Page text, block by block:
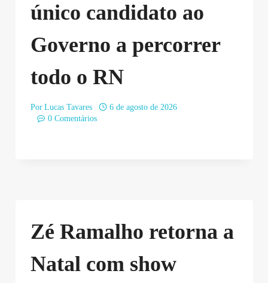
único candidato ao
Governo a percorrer
todo o RN
Por Lucas Tavares
6 de agosto de 2026
0 Comentários
Zé Ramalho retorna a
Natal com show